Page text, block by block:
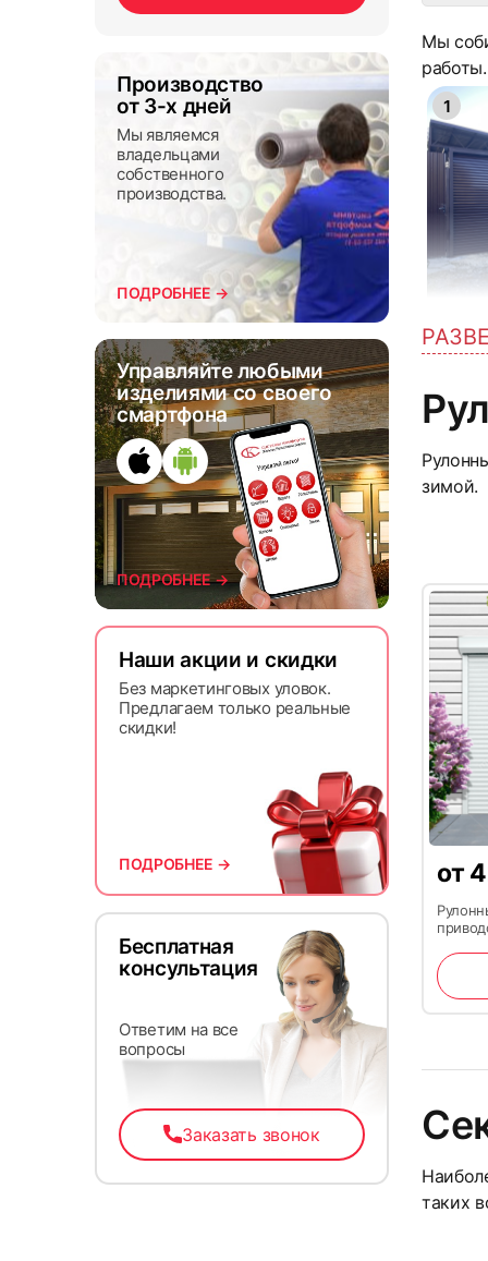
Производство
от 3-х дней
Мы являемся
владельцами
собственного
производства.
ПОДРОБНЕЕ →
Управляйте любыми
изделиями со своего
смартфона
ПОДРОБНЕЕ →
Наши акции и скидки
Без маркетинговых уловок.
Предлагаем только реальные
скидки!
ПОДРОБНЕЕ →
Бесплатная
консультация
Ответим на все
вопросы
Заказать звонок
Мы
1
4
7
10
зимой.
от
таких